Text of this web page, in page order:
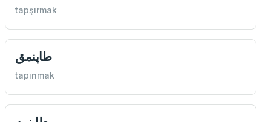
tapşırmak
طاپنمق
tapınmak